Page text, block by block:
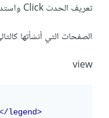
تعريف الحدث Click واستدعاءه؟
الصفحات التي أنشأتها
view
</legend>